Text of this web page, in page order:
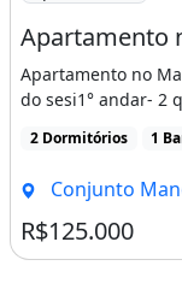
Apartamento
Apartamento no
do sesi1° andar- 2
2 Dormitórios 1
Conjunto
R$125.000